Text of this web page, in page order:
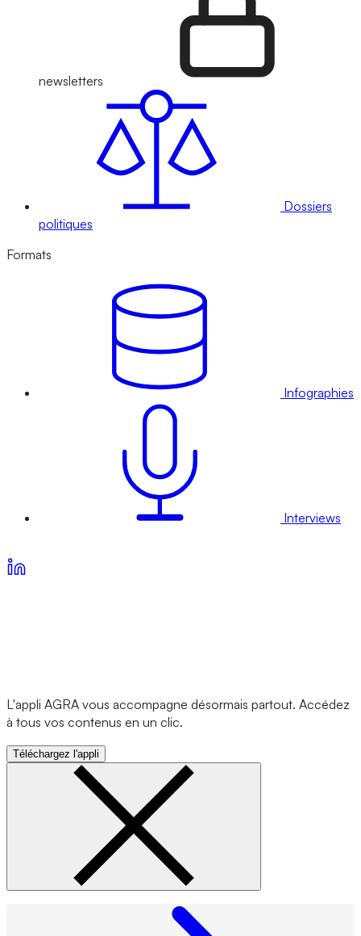
newsletters
Dossiers
politiques
Formats
Infographies
Interviews
L'appli AGRA vous accompagne désormais partout. Accédez
à tous vos contenus en un clic.
Téléchargez l'appli